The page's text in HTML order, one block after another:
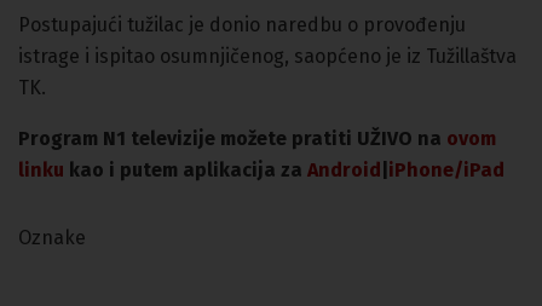
Postupajući tužilac je donio naredbu o provođenju
istrage i ispitao osumnjičenog, saopćeno je iz Tužillaštva
TK.
Program N1 televizije možete pratiti UŽIVO na ovom
linku kao i putem aplikacija za Android iPhone/iPad
Oznake